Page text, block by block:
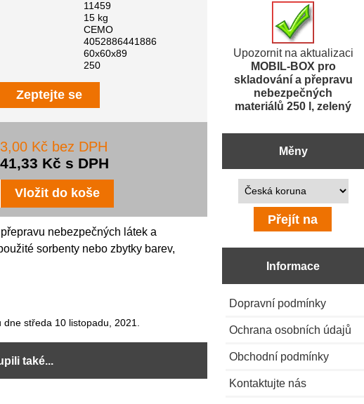
11459
15 kg
CEMO
4052886441886
60x60x89
250
Zeptejte se
Kč bez DPH
Kč s DPH
nebezpečných látek a
sorbenty nebo zbytky barev,
středa 10 listopadu, 2021.
také...
Upozornit na aktualizaci
MOBIL-BOX pro
skladování a přepravu
nebezpečných
materiálů 250 l, zelený
Měny
Prosím vyberte ...
Informace
Dopravní podmínky
Ochrana osobních údajů
Obchodní podmínky
Kontaktujte nás